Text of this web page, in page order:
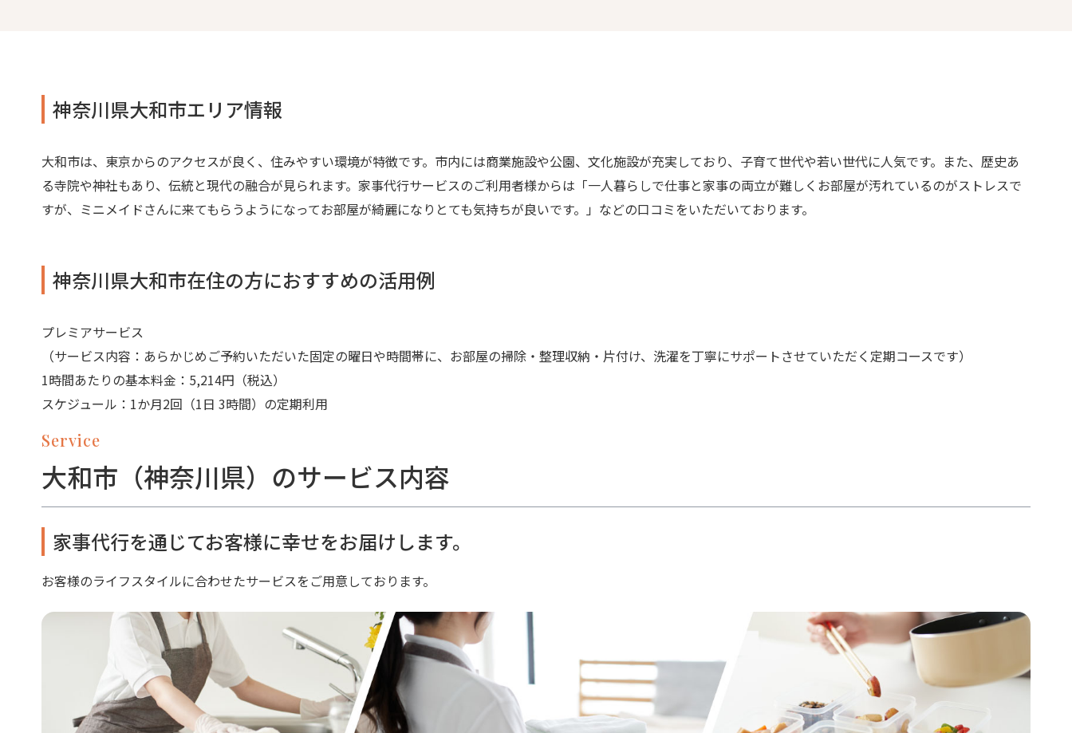
神奈川県大和市エリア情報
大和市は、東京からのアクセスが良く、住みやすい環境が特徴です。市内には商業施設や公園、文化施設が充実しており、子育て世代や若い世代に人気です。また、歴史あ
る寺院や神社もあり、伝統と現代の融合が見られます。家事代行サービスのご利用者様からは「一人暮らしで仕事と家事の両立が難しくお部屋が汚れているのがストレスで
すが、ミニメイドさんに来てもらうようになってお部屋が綺麗になりとても気持ちが良いです。」などの口コミをいただいております。
神奈川県大和市在住の方におすすめの活用例
プレミアサービス
（サービス内容：あらかじめご予約いただいた固定の曜日や時間帯に、お部屋の掃除・整理収納・片付け、洗濯を丁寧にサポートさせていただく定期コースです）
1時間あたりの基本料金：5,214円（税込）
スケジュール：1か月2回（1日 3時間）の定期利用
Service
大和市（神奈川県）のサービス内容
家事代行を通じてお客様に幸せをお届けします。
お客様のライフスタイルに合わせたサービスをご用意しております。